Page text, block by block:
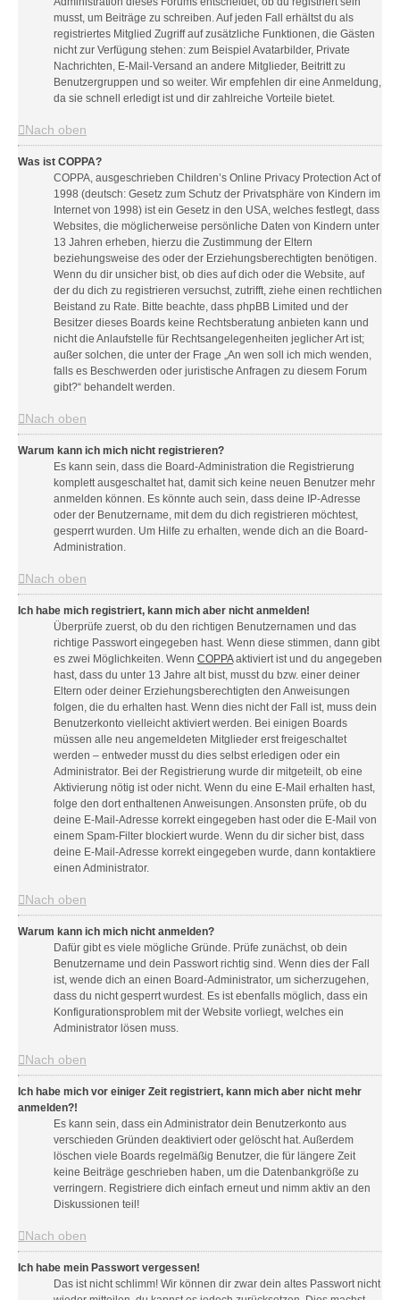
musst, um Beiträge zu schreiben. Auf jeden Fall erhältst du als
registriertes Mitglied Zugriff auf zusätzliche Funktionen, die Gästen
nicht zur Verfügung stehen: zum Beispiel Avatarbilder, Private
Nachrichten, E-Mail-Versand an andere Mitglieder, Beitritt zu
Benutzergruppen und so weiter. Wir empfehlen dir eine Anmeldung,
da sie schnell erledigt ist und dir zahlreiche Vorteile bietet.
Nach oben
Was ist COPPA?
COPPA, ausgeschrieben Children’s Online Privacy Protection Act of
1998 (deutsch: Gesetz zum Schutz der Privatsphäre von Kindern im
Internet von 1998) ist ein Gesetz in den USA, welches festlegt, dass
Websites, die möglicherweise persönliche Daten von Kindern unter
13 Jahren erheben, hierzu die Zustimmung der Eltern
beziehungsweise des oder der Erziehungsberechtigten benötigen.
Wenn du dir unsicher bist, ob dies auf dich oder die Website, auf
der du dich zu registrieren versuchst, zutrifft, ziehe einen rechtlichen
Beistand zu Rate. Bitte beachte, dass phpBB Limited und der
Besitzer dieses Boards keine Rechtsberatung anbieten kann und
nicht die Anlaufstelle für Rechtsangelegenheiten jeglicher Art ist;
außer solchen, die unter der Frage „An wen soll ich mich wenden,
falls es Beschwerden oder juristische Anfragen zu diesem Forum
gibt?“ behandelt werden.
Nach oben
Warum kann ich mich nicht registrieren?
Es kann sein, dass die Board-Administration die Registrierung
komplett ausgeschaltet hat, damit sich keine neuen Benutzer mehr
anmelden können. Es könnte auch sein, dass deine IP-Adresse
oder der Benutzername, mit dem du dich registrieren möchtest,
gesperrt wurden. Um Hilfe zu erhalten, wende dich an die Board-
Administration.
Nach oben
Ich habe mich registriert, kann mich aber nicht anmelden!
Überprüfe zuerst, ob du den richtigen Benutzernamen und das
richtige Passwort eingegeben hast. Wenn diese stimmen, dann gibt
es zwei Möglichkeiten. Wenn COPPAaktiviert ist und du angegeben
hast, dass du unter 13 Jahre alt bist, musst du bzw. einer deiner
Eltern oder deiner Erziehungsberechtigten den Anweisungen
folgen, die du erhalten hast. Wenn dies nicht der Fall ist, muss dein
Benutzerkonto vielleicht aktiviert werden. Bei einigen Boards
müssen alle neu angemeldeten Mitglieder erst freigeschaltet
werden – entweder musst du dies selbst erledigen oder ein
Administrator. Bei der Registrierung wurde dir mitgeteilt, ob eine
Aktivierung nötig ist oder nicht. Wenn du eine E-Mail erhalten hast,
folge den dort enthaltenen Anweisungen. Ansonsten prüfe, ob du
deine E-Mail-Adresse korrekt eingegeben hast oder die E-Mail von
einem Spam-Filter blockiert wurde. Wenn du dir sicher bist, dass
deine E-Mail-Adresse korrekt eingegeben wurde, dann kontaktiere
einen Administrator.
Nach oben
Warum kann ich mich nicht anmelden?
Dafür gibt es viele mögliche Gründe. Prüfe zunächst, ob dein
Benutzername und dein Passwort richtig sind. Wenn dies der Fall
ist, wende dich an einen Board-Administrator, um sicherzugehen,
dass du nicht gesperrt wurdest. Es ist ebenfalls möglich, dass ein
Konfigurationsproblem mit der Website vorliegt, welches ein
Administrator lösen muss.
Nach oben
Ich habe mich vor einiger Zeit registriert, kann mich aber nicht mehr
anmelden?!
Es kann sein, dass ein Administrator dein Benutzerkonto aus
verschieden Gründen deaktiviert oder gelöscht hat. Außerdem
löschen viele Boards regelmäßig Benutzer, die für längere Zeit
keine Beiträge geschrieben haben, um die Datenbankgröße zu
verringern. Registriere dich einfach erneut und nimm aktiv an den
Diskussionen teil!
Nach oben
Ich habe mein Passwort vergessen!
Das ist nicht schlimm! Wir können dir zwar dein altes Passwort nicht